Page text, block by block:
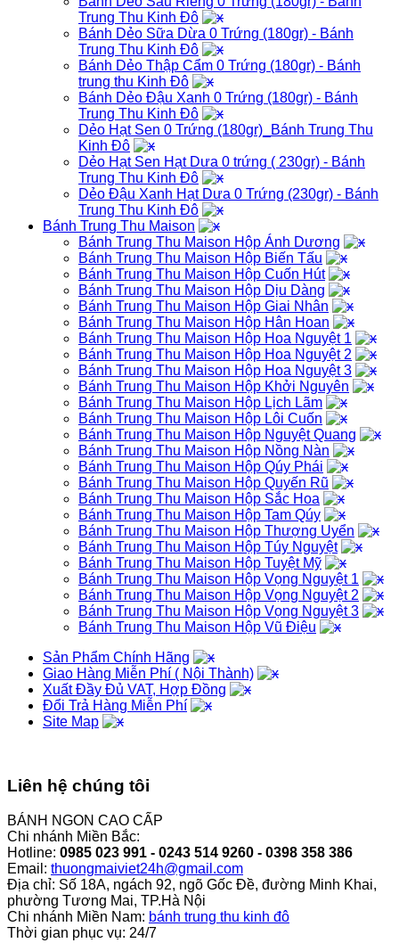
Trung Thu Kinh Đô
Bánh Dẻo Sữa Dừa 0 Trứng (180gr) - Bánh
Trung Thu Kinh Đô
Bánh Dẻo Thập Cẩm 0 Trứng (180gr) - Bánh
trung thu Kinh Đô
Bánh Dẻo Đậu Xanh 0 Trứng (180gr) - Bánh
Trung Thu Kinh Đô
Dẻo Hạt Sen 0 Trứng (180gr)_Bánh Trung Thu
Kinh Đô
Dẻo Hạt Sen Hạt Dưa 0 trứng ( 230gr) - Bánh
Trung Thu Kinh Đô
Dẻo Đậu Xanh Hạt Dưa 0 Trứng (230gr) - Bánh
Trung Thu Kinh Đô
Bánh Trung Thu Maison
Bánh Trung Thu Maison Hộp Ánh Dương
Bánh Trung Thu Maison Hộp Biến Tấu
Bánh Trung Thu Maison Hộp Cuốn Hút
Bánh Trung Thu Maison Hộp Dịu Dàng
Bánh Trung Thu Maison Hộp Giai Nhân
Bánh Trung Thu Maison Hộp Hân Hoan
Bánh Trung Thu Maison Hộp Hoa Nguyệt 1
Bánh Trung Thu Maison Hộp Hoa Nguyệt 2
Bánh Trung Thu Maison Hộp Hoa Nguyệt 3
Bánh Trung Thu Maison Hộp Khởi Nguyên
Bánh Trung Thu Maison Hộp Lịch Lãm
Bánh Trung Thu Maison Hộp Lôi Cuốn
Bánh Trung Thu Maison Hộp Nguyệt Quang
Bánh Trung Thu Maison Hộp Nồng Nàn
Bánh Trung Thu Maison Hộp Qúy Phái
Bánh Trung Thu Maison Hộp Quyến Rũ
Bánh Trung Thu Maison Hộp Sắc Hoa
Bánh Trung Thu Maison Hộp Tam Qúy
Bánh Trung Thu Maison Hộp Thượng Uyển
Bánh Trung Thu Maison Hộp Túy Nguyệt
Bánh Trung Thu Maison Hộp Tuyệt Mỹ
Bánh Trung Thu Maison Hộp Vọng Nguyệt 1
Bánh Trung Thu Maison Hộp Vọng Nguyệt 2
Bánh Trung Thu Maison Hộp Vọng Nguyệt 3
Bánh Trung Thu Maison Hộp Vũ Điệu
Sản Phẩm Chính Hãng
Giao Hàng Miễn Phí ( Nội Thành)
Xuất Đầy Đủ VAT, Hợp Đồng
Đổi Trả Hàng Miễn Phí
Site Map
Liên hệ chúng tôi
BÁNH NGON CAO CẤP
Chi nhánh Miền Bắc:
Hotline: 0985 023 991 - 0243 514 9260 - 0398 358 386
Email: thuongmaiviet24h@gmail.com
Địa chỉ: Số 18A, ngách 92, ngõ Gốc Đề, đường Minh Khai,
phường Tương Mai, TP.Hà Nội
Chi nhánh Miền Nam: bánh trung thu kinh đô
Thời gian phục vụ: 24/7